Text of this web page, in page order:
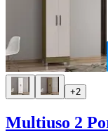
+2
Multiuso 2